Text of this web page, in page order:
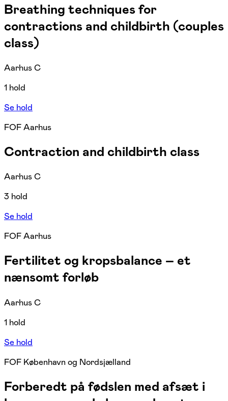
Breathing techniques for
contractions and childbirth (couples
class)
Aarhus C
1 hold
Se hold
FOF Aarhus
Contraction and childbirth class
Aarhus C
3 hold
Se hold
FOF Aarhus
Fertilitet og kropsbalance – et
nænsomt forløb
Aarhus C
1 hold
Se hold
FOF København og Nordsjælland
Forberedt på fødslen med afsæt i